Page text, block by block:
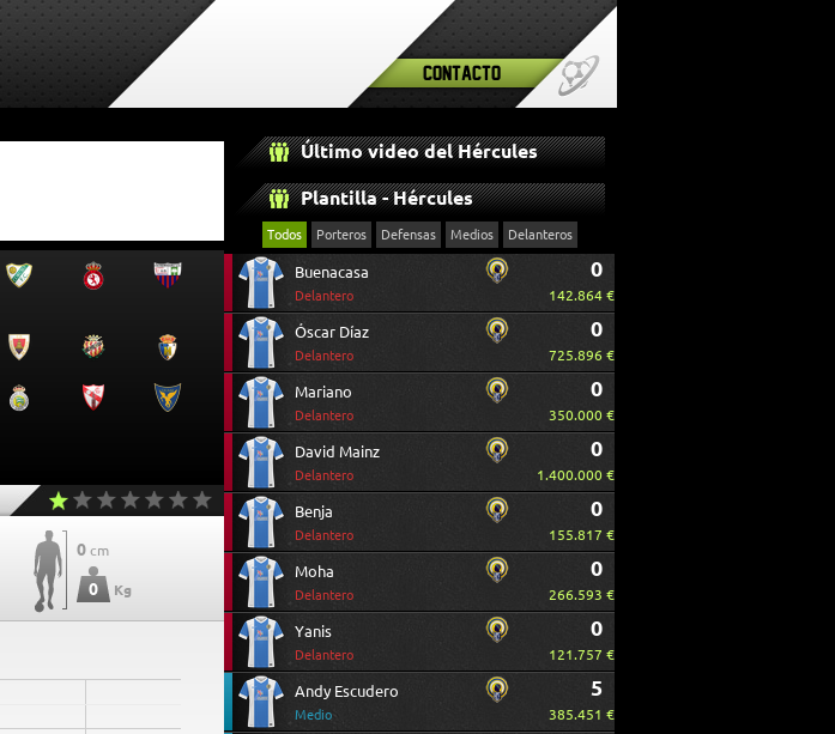
Contacto
0 cm
0 Kg
Último video del Hércules
Plantilla - Hércules
Todos Porteros Defensas Medios Delanteros
Buenacasa
Delantero
0
142.864 €
Óscar Díaz
Delantero
0
725.896 €
Mariano
Delantero
0
350.000 €
David Mainz
Delantero
0
1.400.000 €
Benja
Delantero
0
155.817 €
Moha
Delantero
0
266.593 €
Yanis
Delantero
0
121.757 €
Andy Escudero
Medio
5
385.451 €